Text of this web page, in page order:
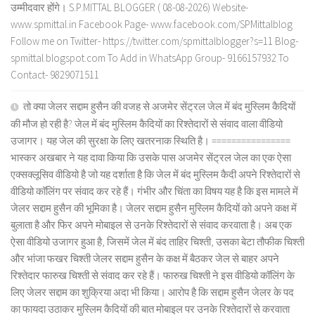
उम्मीदवार होंगे। S.P.MITTAL BLOGGER ( 08-08-2026) Website-
www.spmittal.in Facebook Page- www.facebook.com/SPMittalblog
Follow me on Twitter- https://twitter.com/spmittalblogger?s=11 Blog-
spmittal.blogspot.com To Add in WhatsApp Group- 9166157932 To
Contact- 9829071511
तो क्या जेलर सद्दाम हुसैन की वजह से अजमेर सेंट्रल जेल में बंद मुस्लिम कैदियों
की मौज हो रही है? जेल में बंद मुस्लिम कैदियों का रिश्तेदारों से संवाद वाला वीडियो
उजागर। यह जेल की सुरक्षा के लिए खतरनाक स्थिति है। ================
भास्कर अखबार ने यह दावा किया कि उसके पास अजमेर सेंट्रल जेल का एक ऐसा
एक्सक्लूसिव वीडियो है जो यह दर्शाता है कि जेल में बंद मुस्लिम कैदी अपने रिश्तेदारों से
वीडियो कॉलिंग पर संवाद कर रहे हैं। गंभीर और चिंता का विषय यह है कि इस मामले में
जेलर सद्दाम हुसैन की भूमिका है। जेलर सद्दाम हुसैन मुस्लिम कैदियों को अपने कक्ष में
बुलाता है और फिर अपने मोबाइल से उनके रिश्तेदारों से संवाद करवाता है। अब एक
ऐसा वीडियो उजागर हुआ है, जिसमें जेल में बंद ताहिर चिश्ती, उसका बेटा तौफीक चिश्ती
और भांजा फखर चिश्ती जेलर सद्दाम हुसैन के कक्ष में बैठकर जेल से बाहर अपने
रिश्तेदार फारुख चिश्ती से संवाद कर रहे हैं। फारुख चिश्ती ने इस वीडियो कॉलिंग के
लिए जेलर सद्दाम का शुक्रिया अदा भी किया। आरोप है कि सद्दाम हुसैन जेलर के पद
का फायदा उठाकर मुस्लिम कैदियों की बात मोबाइल पर उनके रिश्तेदारों से करवाता